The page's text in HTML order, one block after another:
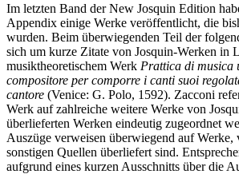
Im letzten Band der New Josquin Edition
Appendix einige Werke veröffentlicht, die
wurden. Beim überwiegenden Teil der
sich um kurze Zitate von Josquin-Werken in
musiktheoretischem Werk Prattica di musica
compositore per comporre i canti suoi
cantore (Venice: G. Polo, 1592). Zacconi
Werk auf zahlreiche weitere Werke von
überlieferten Werken eindeutig zugeordnet
Auszüge verweisen überwiegend auf Werke,
sonstigen Quellen überliefert sind.
aufgrund eines kurzen Ausschnitts über die